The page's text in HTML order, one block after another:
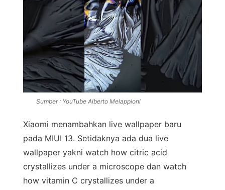
Sumber : YouTube Alberto Melappioni
Xiaomi menambahkan live wallpaper baru
pada MIUI 13. Setidaknya ada dua live
wallpaper yakni watch how citric acid
crystallizes under a microscope dan watch
how vitamin C crystallizes under a